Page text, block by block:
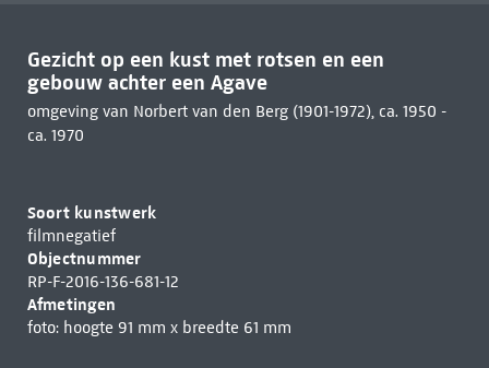
Gezicht op een kust met rotsen en een
gebouw achter een Agave
omgeving van Norbert van den Berg (1901-1972), ca. 1950 -
ca. 1970
Soort kunstwerk
filmnegatief
Objectnummer
RP-F-2016-136-681-12
Afmetingen
foto: hoogte 91 mm x breedte 61 mm